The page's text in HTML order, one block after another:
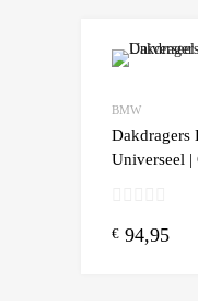
BMW
Dakdragers
Universeel
€ 94,95